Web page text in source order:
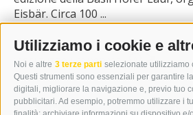
Utilizziamo i cookie e
Noi e altre 3 terze parti selezionate utilizziamo
Questi strumenti sono essenziali per garantire
digitali, migliorare la navigazione e, previo tuo
pubblicitari. Ad esempio, potremmo utilizzare i
Eisbär. Circa 100 ...
LEGGI TUTTO|08/08/2026